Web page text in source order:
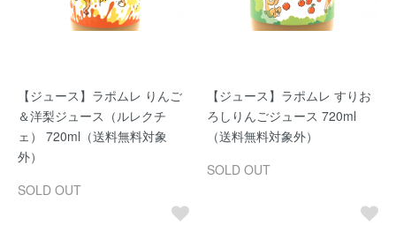
【ジュース】ラポムレ りんご
＆洋梨ジュース（ルレクチ
ェ） 720ml（送料無料対象
外）
SOLD OUT
【ジュース】ラポムレ すりお
ろしりんごジュース 720ml
（送料無料対象外）
SOLD OUT